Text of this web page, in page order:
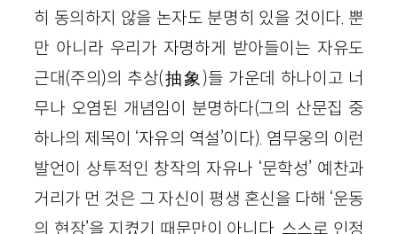
히 동의하지 않을 논자도 분명히 있을 것이다. 뿐
만 아니라 우리가 자명하게 받아들이는 자유도
근대(주의)의 추상(抽象)들 가운데 하나이고 너
무나 오염된 개념임이 분명하다(그의 산문집 중
하나의 제목이 ‘자유의 역설’이다). 염무웅의 이런
발언이 상투적인 창작의 자유나 ‘문학성’ 예찬과
거리가 먼 것은 그 자신이 평생 혼신을 다해 ‘운동
의 현장’을 지켰기 때문만이 아니다. 스스로 인정